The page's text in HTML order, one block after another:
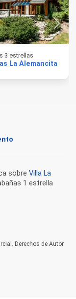
3 estrellas
La Alemancita
sobre Villa La
1 estrella
Derechos de Autor